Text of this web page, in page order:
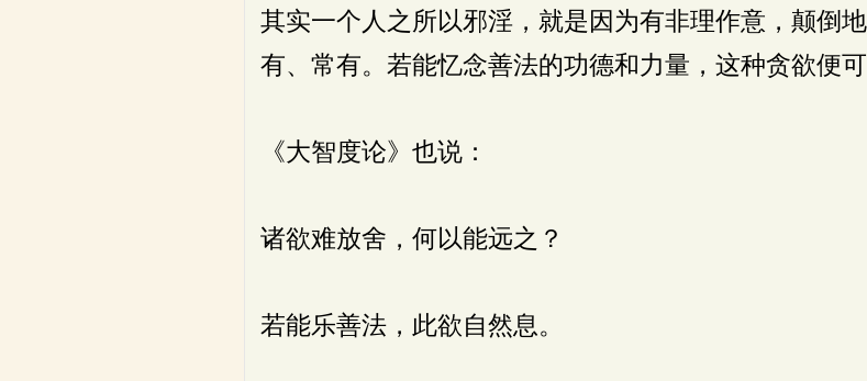
其实一个人之所以邪淫，就是因为有非理作意，颠倒
有、常有。若能忆念善法的功德和力量，这种贪欲便可
《大智度论》也说：
诸欲难放舍，何以能远之？
若能乐善法，此欲自然息。